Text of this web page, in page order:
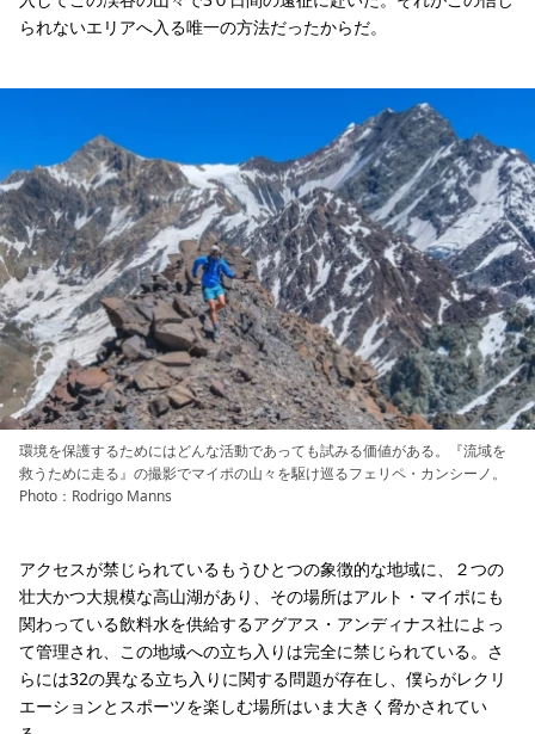
られないエリアへ入る唯一の方法だったからだ。
環境を保護するためにはどんな活動であっても試みる価値がある。『流域を
救うために走る』の撮影でマイポの山々を駆け巡るフェリペ・カンシーノ。
Photo：Rodrigo Manns
アクセスが禁じられているもうひとつの象徴的な地域に、２つの
壮大かつ大規模な高山湖があり、その場所はアルト・マイポにも
関わっている飲料水を供給するアグアス・アンディナス社によっ
て管理され、この地域への立ち入りは完全に禁じられている。さ
らには32の異なる立ち入りに関する問題が存在し、僕らがレクリ
エーションとスポーツを楽しむ場所はいま大きく脅かされてい